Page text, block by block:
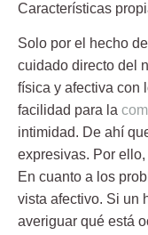
Características
Solo por el hecho
cuidado directo del
física y afectiva con
facilidad para la
intimidad. De ahí
expresivas. Por
En cuanto a los
vista afectivo. Si un
averiguar qué está